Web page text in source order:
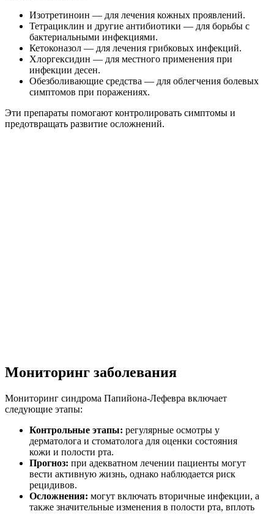
Изотретиноин — для лечения кожных проявлений.
Тетрациклин и другие антибиотики — для борьбы с
бактериальными инфекциями.
Кетоконазол — для лечения грибковых инфекций.
Хлоргексидин — для местного применения при
инфекции десен.
Обезболивающие средства — для облегчения болевых
симптомов при поражениях.
Эти препараты помогают контролировать симптомы и
предотвращать развитие осложнений.
Мониторинг заболевания
Мониторинг синдрома Папийона-Лефевра включает
следующие этапы:
Контрольные этапы: регулярные осмотры у
дерматолога и стоматолога для оценки состояния
кожи и полости рта.
Прогноз: при адекватном лечении пациенты могут
вести активную жизнь, однако наблюдается риск
рецидивов.
Осложнения: могут включать вторичные инфекции, а
также значительные изменения в полости рта, вплоть